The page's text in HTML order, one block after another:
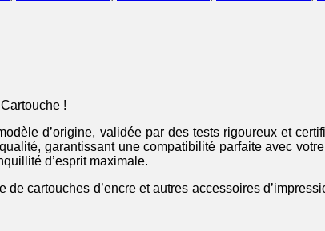
!
d’origine, validée par des tests rigoureux et
garantissant une compatibilité parfaite avec
d’esprit maximale.
cartouches d’encre et autres accessoires